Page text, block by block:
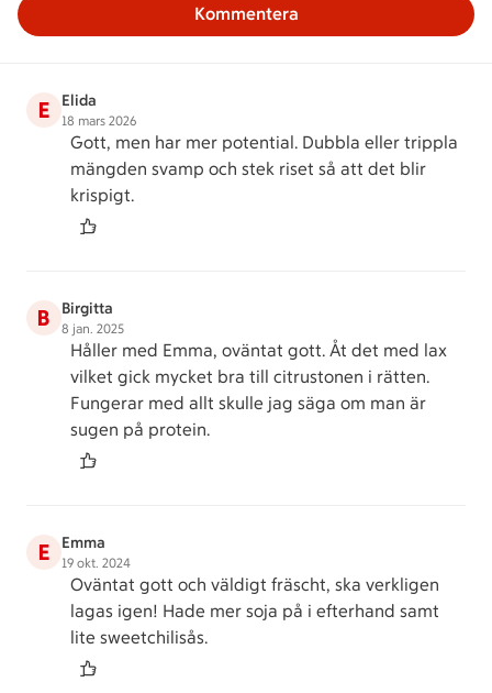
Kommentera
E Elida
18 mars 2026
Gott, men har mer potential. Dubbla eller trippla
mängden svamp och stek riset så att det blir
krispigt.
B Birgitta
8 jan. 2025
Håller med Emma, oväntat gott. Åt det med lax
vilket gick mycket bra till citrustonen i rätten.
Fungerar med allt skulle jag säga om man är
sugen på protein.
E Emma
19 okt. 2024
Oväntat gott och väldigt fräscht, ska verkligen
lagas igen! Hade mer soja på i efterhand samt
lite sweetchilisås.